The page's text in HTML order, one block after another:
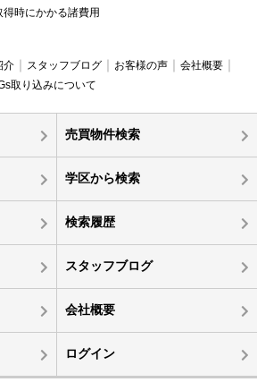
得時にかかる諸費用
介 スタッフブログ お客様の声
会社概要
取り込みについて
売買物件検索
学区から検索
検索履歴
スタッフブログ
会社概要
ログイン